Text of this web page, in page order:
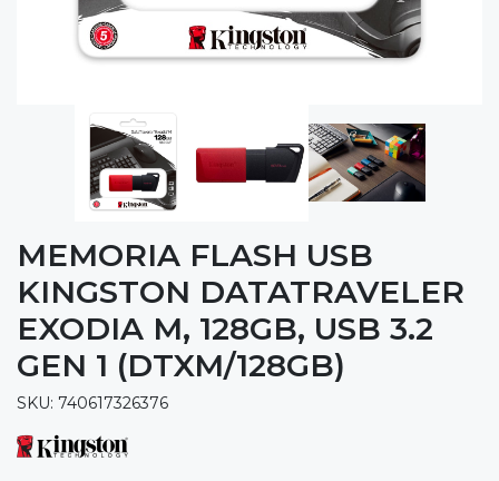
MEMORIA FLASH USB
KINGSTON DATATRAVELER
EXODIA M, 128GB, USB 3.2
GEN 1 (DTXM/128GB)
SKU: 740617326376